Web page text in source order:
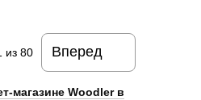
из 80 Вперед
магазине Woodler в